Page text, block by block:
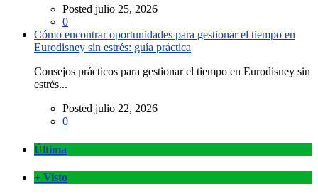
Posted julio 25, 2026
0
Cómo encontrar oportunidades para gestionar el tiempo en
Eurodisney sin estrés: guía práctica
Consejos prácticos para gestionar el tiempo en Eurodisney sin
estrés...
Posted julio 22, 2026
0
Última
+ Visto